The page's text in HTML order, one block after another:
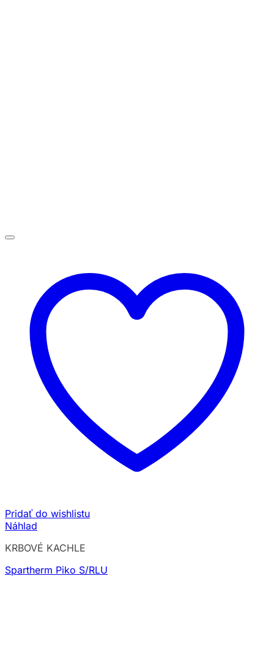
Pridať do wishlistu
Náhlad
KRBOVÉ KACHLE
Spartherm Piko S/RLU